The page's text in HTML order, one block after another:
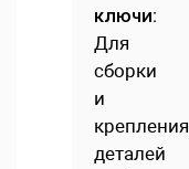
ключи:
Для
сборки
и
крепления
деталей